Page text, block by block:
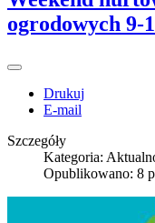
ogrodowych 9-
Drukuj
E-mail
Szczegóły
Kategoria:
Opublikowano: 8